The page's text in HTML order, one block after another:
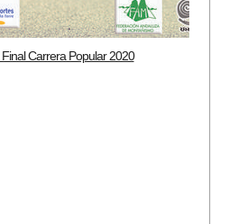
Carrera Popular 2020